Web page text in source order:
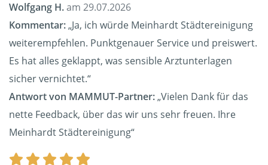
Wolfgang H.am 29.07.2026
Kommentar:„Ja, ich würde Meinhardt Städtereinigung
weiterempfehlen. Punktgenauer Service und preiswert.
Es hat alles geklappt, was sensible Arztunterlagen
sicher vernichtet.“
Antwort von MAMMUT-Partner:„Vielen Dank für das
nette Feedback, über das wir uns sehr freuen. Ihre
Meinhardt Städtereinigung“